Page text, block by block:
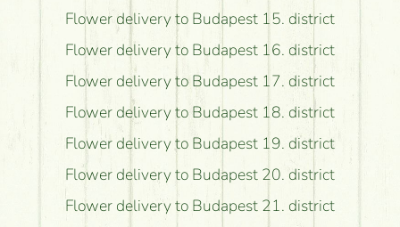
Flower delivery to Budapest 15. district
Flower delivery to Budapest 16. district
Flower delivery to Budapest 17. district
Flower delivery to Budapest 18. district
Flower delivery to Budapest 19. district
Flower delivery to Budapest 20. district
Flower delivery to Budapest 21. district